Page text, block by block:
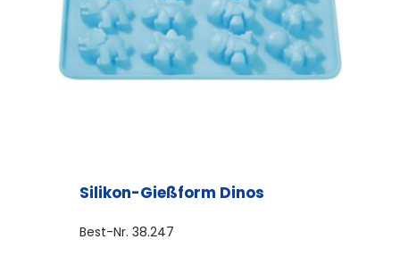
Silikon-Gießform Dinos
Best-Nr. 38.247